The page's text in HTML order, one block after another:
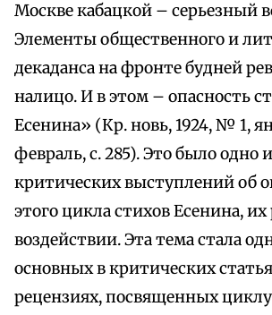
Москве кабацкой – серьезный
Элементы общественного и
декаданса на фронте будней
налицо. И в этом – опасность
Есенина» (Кр. новь, 1924, № 1,
февраль, с. 285). Это было одно
критических выступлений об
этого цикла стихов Есенина,
воздействии. Эта тема стала
основных в критических
рецензиях, посвященных